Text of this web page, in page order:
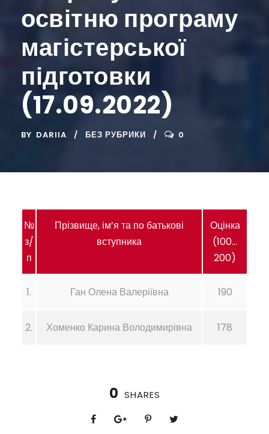
освітню програму
магістерської
підготовки
(17.09.2022)
BY DARIIA БЕЗ РУБРИКИ 0
№
з/
п
Прізвище, ім’я та по батькові
вступника
Оцінка
(100…
200)
1. Ган Олена Валеріївна 190
2. Хоменко Карина Володимирівна 178
0 SHARES